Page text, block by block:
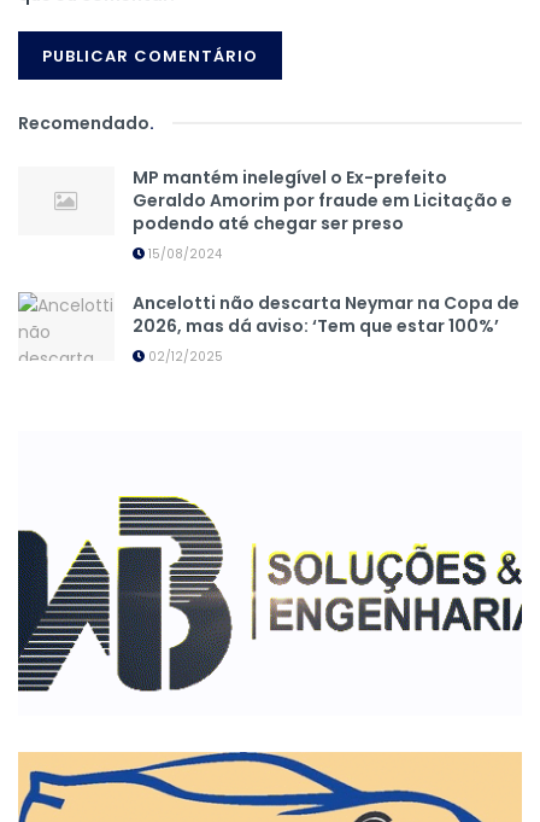
Recomendado.
MP mantém inelegível o Ex-prefeito
Geraldo Amorim por fraude em Licitação e
podendo até chegar ser preso
15/08/2024
Ancelotti não descarta Neymar na Copa de
2026, mas dá aviso: ‘Tem que estar 100%’
02/12/2025